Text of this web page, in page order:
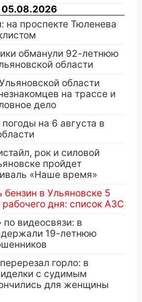
05.08.2026
на проспекте Тюленева
обманули 92-летнюю
области
области
на трассе и
дело
на 6 августа в
рок и силовой
пройдет
«Наше время»
бензин в Ульяновске 5
рабочего дня: список АЗС
по видеосвязи: в
19-летнюю
горло: в
с судимым
для женщины